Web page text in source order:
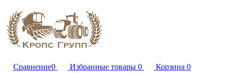
Сравнение0 Избранные товары 0 Корзина 0